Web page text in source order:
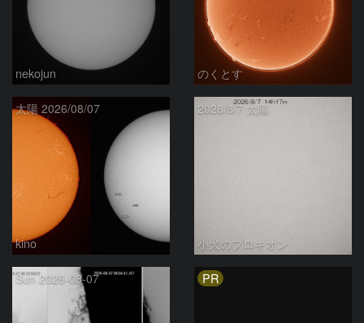
nekojun のくとす
太陽 2026/08/07
kino
2026/8/7 太陽
小犬のプロキオン
Sun 2026-08-07 PR